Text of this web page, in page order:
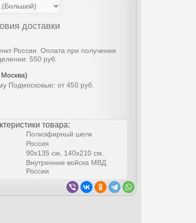
доставки
России. Оплата при получении
550 руб.
Москва)
Подмосковью: от 450 руб.
товара:
Полиэфирный шелк
Россия
90х135 см, 140х210 см.
Внутренние войска МВД
России